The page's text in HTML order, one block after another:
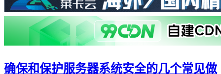
确保和保护服务器系统安全的几个常见做